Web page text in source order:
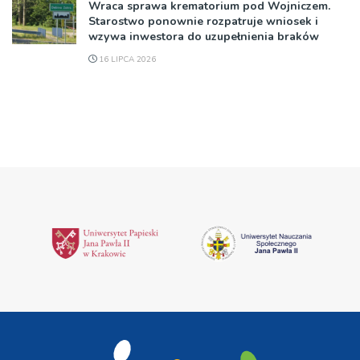
Wraca sprawa krematorium pod Wojniczem.
Starostwo ponownie rozpatruje wniosek i
wzywa inwestora do uzupełnienia braków
16 LIPCA 2026